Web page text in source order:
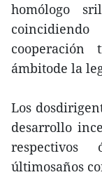
homólogo
ámbitode la
Los
desarrollo
últimosaños